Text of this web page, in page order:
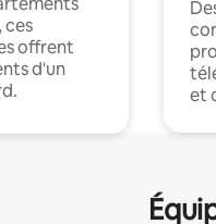
ces
offrent
d'un
et